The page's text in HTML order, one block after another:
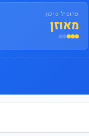
פרופיל סיכון
מאוזן